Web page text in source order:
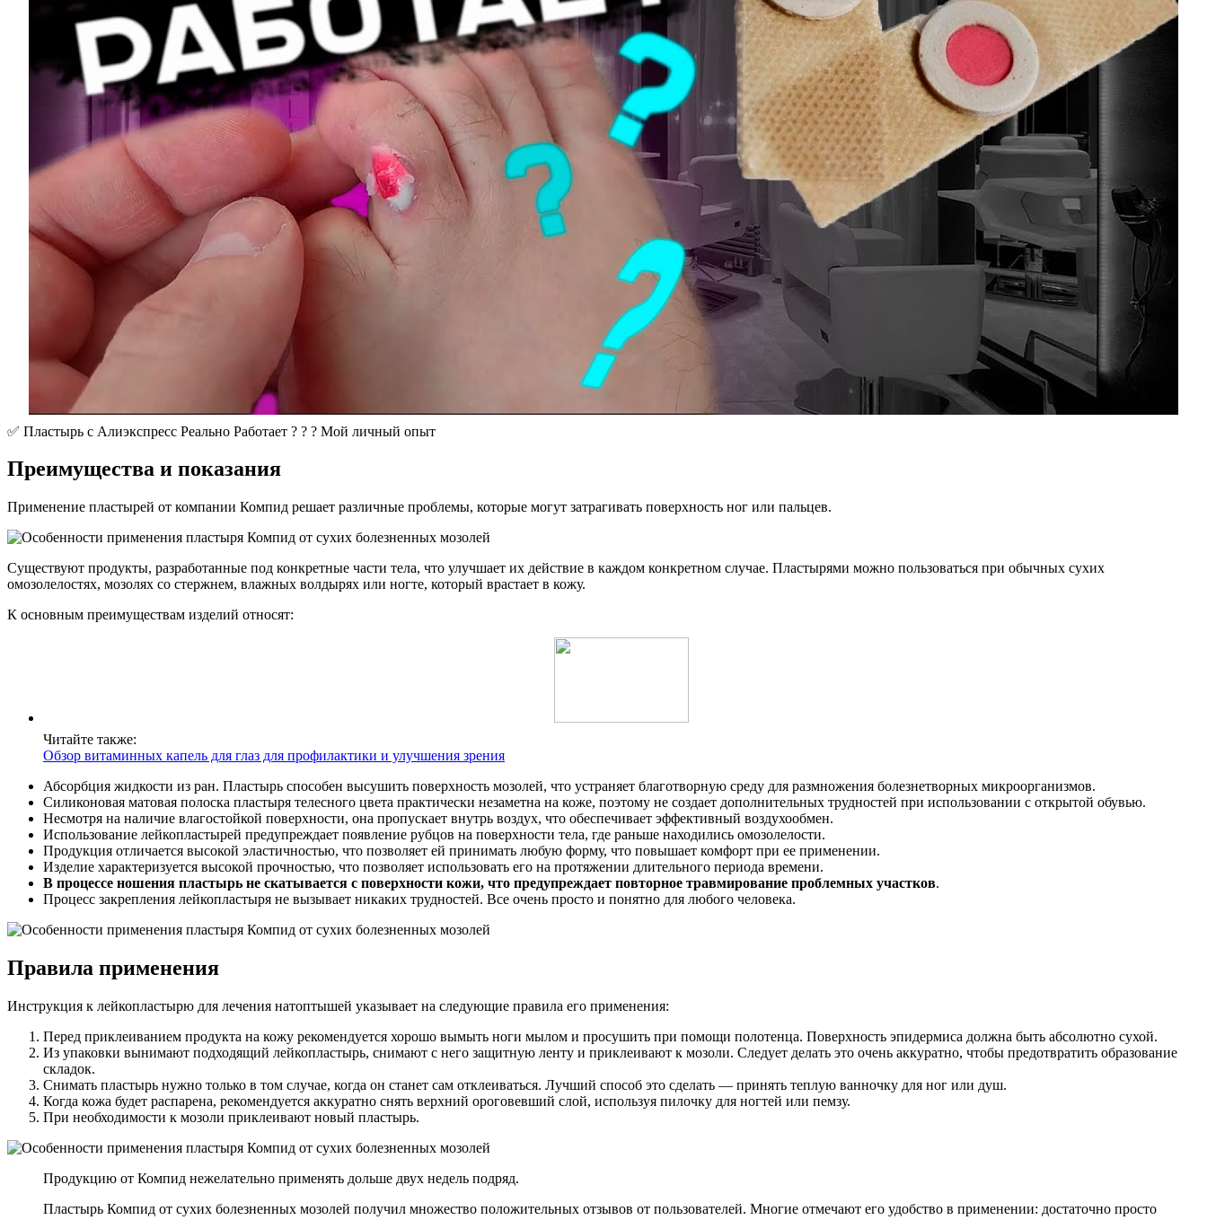
✅ Пластырь с Алиэкспресс Реально Работает ? ? ? Мой личный опыт
Преимущества и показания
Применение пластырей от компании Компид решает различные проблемы, которые могут затрагивать поверхность ног или пальцев.
Существуют продукты, разработанные под конкретные части тела, что улучшает их действие в каждом конкретном случае. Пластырями можно пользоваться при обычных сухих
омозолелостях, мозолях со стержнем, влажных волдырях или ногте, который врастает в кожу.
К основным преимуществам изделий относят:
Читайте также:
Обзор витаминных капель для глаз для профилактики и улучшения зрения
Абсорбция жидкости из ран. Пластырь способен высушить поверхность мозолей, что устраняет благотворную среду для размножения болезнетворных микроорганизмов.
Силиконовая матовая полоска пластыря телесного цвета практически незаметна на коже, поэтому не создает дополнительных трудностей при использовании с открытой обувью.
Несмотря на наличие влагостойкой поверхности, она пропускает внутрь воздух, что обеспечивает эффективный воздухообмен.
Использование лейкопластырей предупреждает появление рубцов на поверхности тела, где раньше находились омозолелости.
Продукция отличается высокой эластичностью, что позволяет ей принимать любую форму, что повышает комфорт при ее применении.
Изделие характеризуется высокой прочностью, что позволяет использовать его на протяжении длительного периода времени.
В процессе ношения пластырь не скатывается с поверхности кожи, что предупреждает повторное травмирование проблемных участков.
Процесс закрепления лейкопластыря не вызывает никаких трудностей. Все очень просто и понятно для любого человека.
Правила применения
Инструкция к лейкопластырю для лечения натоптышей указывает на следующие правила его применения:
Перед приклеиванием продукта на кожу рекомендуется хорошо вымыть ноги мылом и просушить при помощи полотенца. Поверхность эпидермиса должна быть абсолютно сухой.
Из упаковки вынимают подходящий лейкопластырь, снимают с него защитную ленту и приклеивают к мозоли. Следует делать это очень аккуратно, чтобы предотвратить образование
складок.
Снимать пластырь нужно только в том случае, когда он станет сам отклеиваться. Лучший способ это сделать — принять теплую ванночку для ног или душ.
Когда кожа будет распарена, рекомендуется аккуратно снять верхний ороговевший слой, используя пилочку для ногтей или пемзу.
При необходимости к мозоли приклеивают новый пластырь.
Продукцию от Компид нежелательно применять дольше двух недель подряд.
Пластырь Компид от сухих болезненных мозолей получил множество положительных отзывов от пользователей. Многие отмечают его удобство в применении: достаточно просто